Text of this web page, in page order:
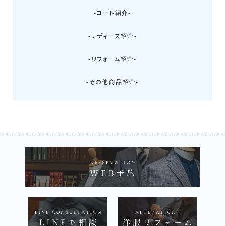
-コート紹介-
-レディース紹介-
-リフォーム紹介-
-その他商品紹介-